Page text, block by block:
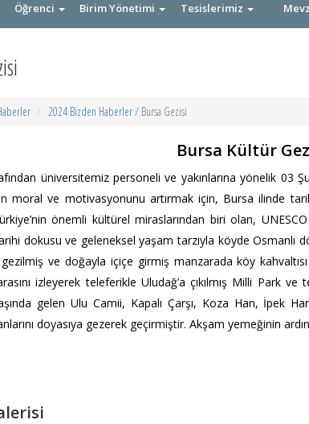
Öğrenci Birim Yönetimi Tesislerimiz
2024 Bizden Haberler/ Bursa Gezisi
Bursa Kültür
üniversitemiz personeli ve yakınlarına yönelik 03
moral ve motivasyonunu artırmak için, Bursa ilinde
önemli kültürel miraslarından biri olan,
dokusu ve geleneksel yaşam tarzıyla köyde
ve doğayla içiçe girmiş manzarada köy kahvaltısı
izleyerek teleferikle Uludağ’a çıkılmış Milli Park
gelen Ulu Camii, Kapalı Çarşı, Koza Han, İpek
doyasıya gezerek geçirmiştir. Akşam yemeğinin